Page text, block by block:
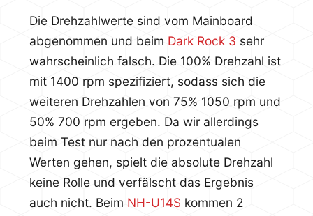
Die Drehzahlwerte sind vom Mainboard
abgenommen und beim Dark Rock 3 sehr
wahrscheinlich falsch. Die 100% Drehzahl ist
mit 1400 rpm spezifiziert, sodass sich die
weiteren Drehzahlen von 75% 1050 rpm und
50% 700 rpm ergeben. Da wir allerdings
beim Test nur nach den prozentualen
Werten gehen, spielt die absolute Drehzahl
keine Rolle und verfälscht das Ergebnis
auch nicht. Beim NH-U14S kommen 2